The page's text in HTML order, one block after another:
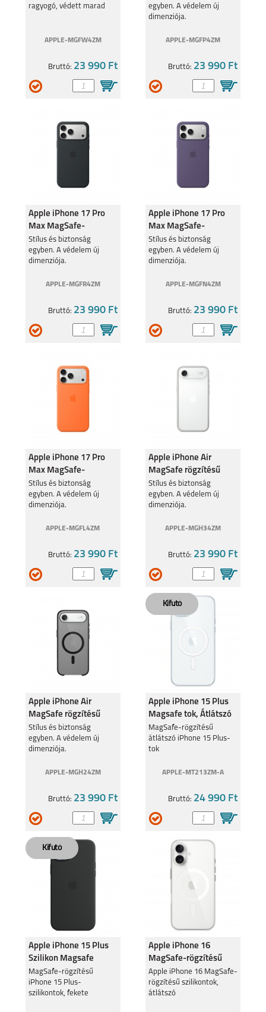
ragyogó, védett marad
APPLE-MGFW4ZM
Bruttó: 23 990 Ft
szilikontok
egyben. A védelem új
dimenziója.
APPLE-MGFP4ZM
Bruttó: 23 990 Ft
Apple iPhone 17 Pro
Max MagSafe-
rögzítésű fekete
szilikontok
Stílus és biztonság
egyben. A védelem új
dimenziója.
APPLE-MGFR4ZM
Bruttó: 23 990 Ft
Apple iPhone 17 Pro
Max MagSafe-
rögzítésű lila
szilikontok
Stílus és biztonság
egyben. A védelem új
dimenziója.
APPLE-MGFN4ZM
Bruttó: 23 990 Ft
Apple iPhone 17 Pro
Max MagSafe-
rögzítésű narancs
szilikontok
Stílus és biztonság
egyben. A védelem új
dimenziója.
APPLE-MGFL4ZM
Bruttó: 23 990 Ft
Apple iPhone Air
MagSafe rögzítésű
átlátszó tok
Stílus és biztonság
egyben. A védelem új
dimenziója.
APPLE-MGH34ZM
Bruttó: 23 990 Ft
Apple iPhone Air
MagSafe rögzítésű
szürkés átlátszó tok
Stílus és biztonság
egyben. A védelem új
dimenziója.
APPLE-MGH24ZM
Bruttó: 23 990 Ft
Apple iPhone 15 Plus
Magsafe tok, Átlátszó
MagSafe-rögzítésű
átlátszó iPhone 15 Plus-
tok
APPLE-MT213ZM-A
Bruttó: 24 990 Ft
Apple iPhone 15 Plus
Szilikon Magsafe
tok,Fekete
MagSafe-rögzítésű
iPhone 15 Plus-
szilikontok, fekete
Apple iPhone 16
MagSafe-rögzítésű
szilikontok, átlátszó
Apple iPhone 16 MagSafe-
rögzítésű szilikontok,
átlátszó